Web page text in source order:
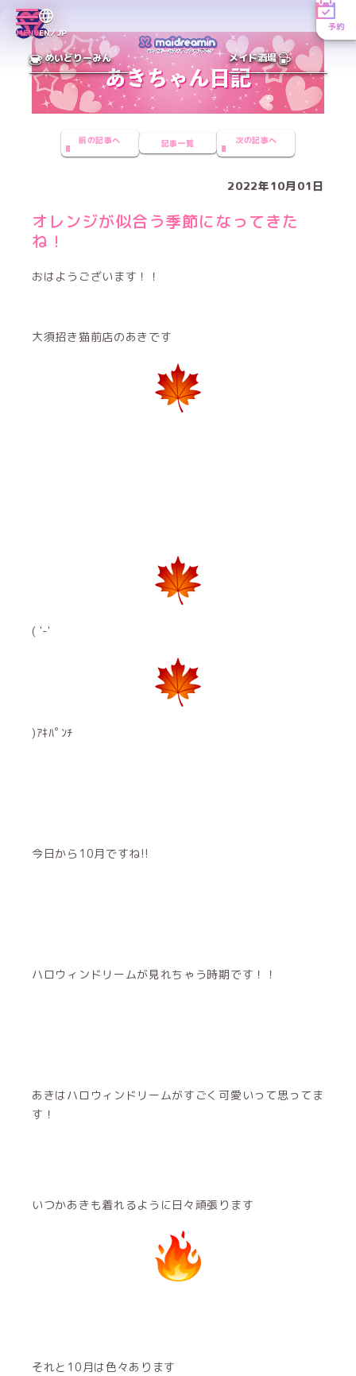
MENUEN／JP
予約
めいどりーみん メイド酒場
前の記事へ 記事一覧 次の記事へ
2022年10月01日
オレンジが似合う季節になってきた
ね！
おはようございます！！
大須招き猫前店のあきです
( '-'
)ｱｷﾊﾟﾝﾁ
今日から10月ですね!!
ハロウィンドリームが見れちゃう時期です！！
あきはハロウィンドリームがすごく可愛いって思ってま
す！
いつかあきも着れるように日々頑張ります
それと10月は色々あります